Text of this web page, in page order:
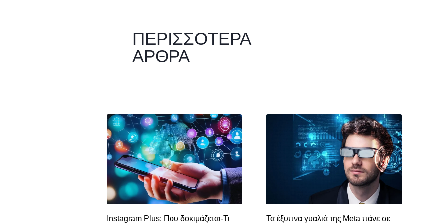
ΠΕΡΙΣΣΌΤΕΡΑ
ΆΡΘΡΑ
Instagram Plus: Που δοκιμάζεται-Τι Τα έξυπνα γυαλιά της Meta πάνε σε